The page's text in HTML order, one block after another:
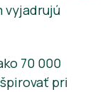
vyjadrujú
70 000
pri